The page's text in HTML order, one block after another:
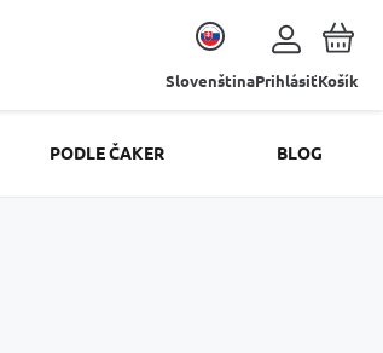
SlovenštinaPrihlásiťKošík
PODLE ČAKER BLOG